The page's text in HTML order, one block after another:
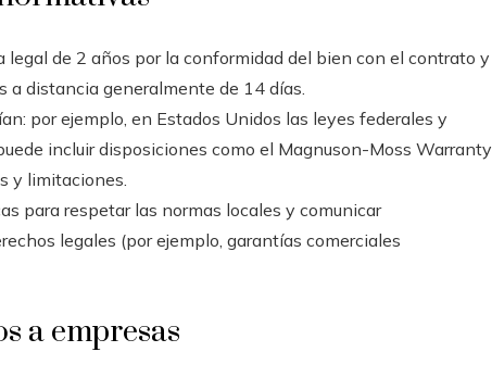
legal de 2 años por la conformidad del bien con el contrato y
a distancia generalmente de 14 días.
por ejemplo, en Estados Unidos las leyes federales y
incluir disposiciones como el Magnuson-Moss Warranty
y limitaciones.
para respetar las normas locales y comunicar
legales (por ejemplo, garantías comerciales
a empresas